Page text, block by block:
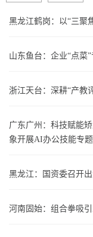
黑龙江鹤岗：以“三聚
山东鱼台：企业“点菜
浙江天台：深耕“产教
广东广州：科技赋能
象开展AI办公技能专题
黑龙江：国资委召开
河南固始：组合拳吸